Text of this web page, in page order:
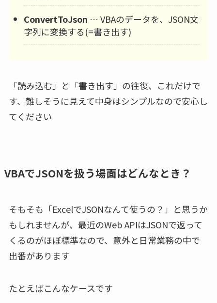
ConvertToJson … VBAのデータを、JSON文
字列に変換する(=書き出す)
「読み込む」と「書き出す」の往復、これだけで
す、難しそうに見えて中身はシンプルなので安心し
てください
VBAでJSONを扱う場面はどんなとき？
そもそも「ExcelでJSONなんて使うの？」と思うか
もしれませんが、最近のWeb APIはJSONで返って
くるのがほぼ標準なので、意外と日常業務の中で
出番があります
たとえばこんなケースです